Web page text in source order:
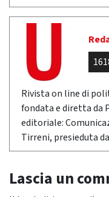
Rivista on line di
fondata e diretta da
editoriale:
Tirreni, presieduta
Lascia un